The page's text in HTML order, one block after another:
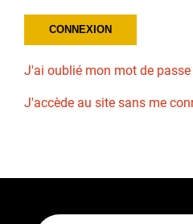
J'ai oublié mon mot de passe
J'accède au site sans me